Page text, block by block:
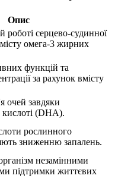
Опис
роботі серцево-судинної
омега-3 жирних
функцій та
за рахунок вмісту
очей завдяки
кислоті (DHA).
рослинного
зниженню запалень.
незамінними
підтримки життєвих